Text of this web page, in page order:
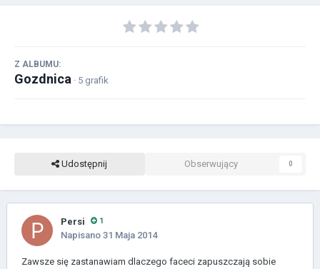
Z ALBUMU:
Gozdnica · 5 grafik
Udostępnij Obserwujący 0
Persi 1
Napisano 31 Maja 2014
Zawsze się zastanawiam dlaczego faceci zapuszczają sobie